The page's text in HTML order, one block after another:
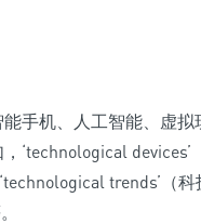
手机、人工智能、虚
‘technological
trends’（